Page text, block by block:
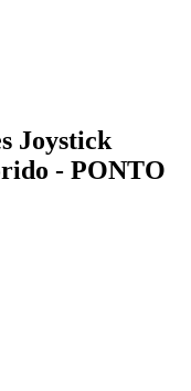
Joystick
- PONTO